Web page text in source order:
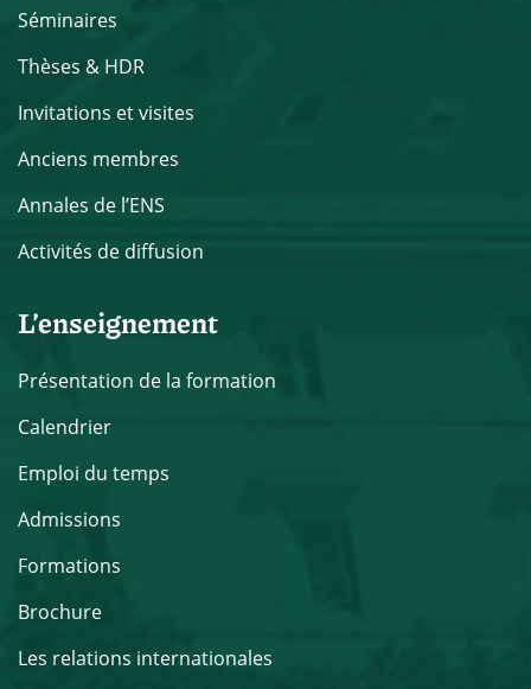
Séminaires
Thèses & HDR
Invitations et visites
Anciens membres
Annales de l’ENS
Activités de diffusion
L’enseignement
Présentation de la formation
Calendrier
Emploi du temps
Admissions
Formations
Brochure
Les relations internationales